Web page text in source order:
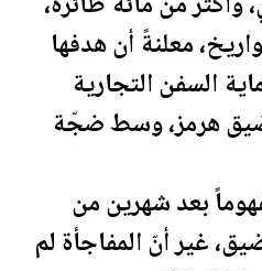
معلنةً أن هدفها
السفن التجارية
هرمز، وسط ضجّة
بعد شهرين من
غير أنّ المفاجأة لم